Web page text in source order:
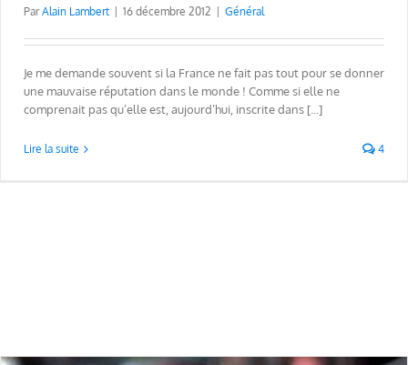
ParAlain Lambert 16 décembre 2012 Général
Je me demande souvent si la France ne fait pas tout pour se donner
une mauvaise réputation dans le monde ! Comme si elle ne
comprenait pas qu’elle est, aujourd’hui, inscrite dans [...]
Lire la suite 4